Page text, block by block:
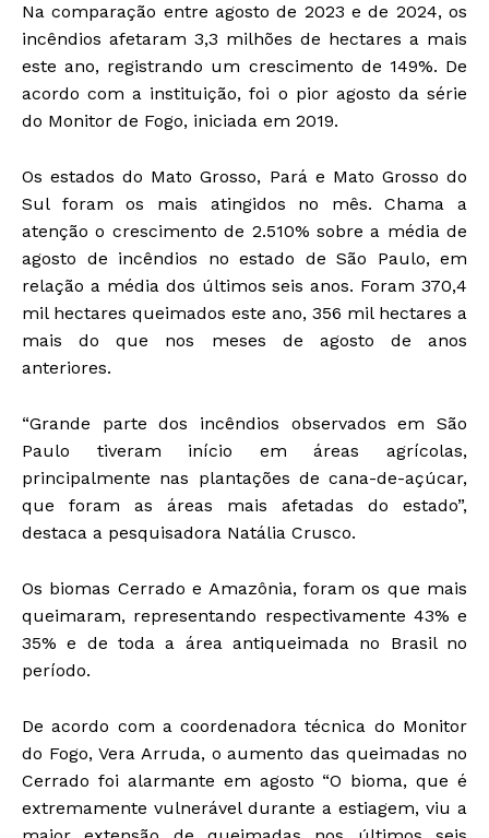
Na comparação entre agosto de 2023 e de 2024, os
incêndios afetaram 3,3 milhões de hectares a mais
este ano, registrando um crescimento de 149%. De
acordo com a instituição, foi o pior agosto da série
do Monitor de Fogo, iniciada em 2019.
Os estados do Mato Grosso, Pará e Mato Grosso do
Sul foram os mais atingidos no mês. Chama a
atenção o crescimento de 2.510% sobre a média de
agosto de incêndios no estado de São Paulo, em
relação a média dos últimos seis anos. Foram 370,4
mil hectares queimados este ano, 356 mil hectares a
mais do que nos meses de agosto de anos
anteriores.
“Grande parte dos incêndios observados em São
Paulo tiveram início em áreas agrícolas,
principalmente nas plantações de cana-de-açúcar,
que foram as áreas mais afetadas do estado”,
destaca a pesquisadora Natália Crusco.
Os biomas Cerrado e Amazônia, foram os que mais
queimaram, representando respectivamente 43% e
35% e de toda a área antiqueimada no Brasil no
período.
De acordo com a coordenadora técnica do Monitor
do Fogo, Vera Arruda, o aumento das queimadas no
Cerrado foi alarmante em agosto “O bioma, que é
extremamente vulnerável durante a estiagem, viu a